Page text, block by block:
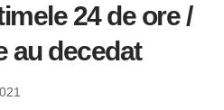
24 de ore /
au decedat